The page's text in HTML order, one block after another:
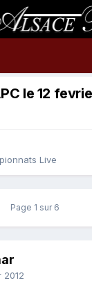
le 12
Live
Page 1 sur 6
2012